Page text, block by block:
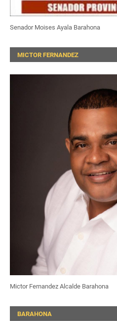
Senador Moises Ayala Barahona
MICTOR FERNANDEZ
Mictor Fernandez Alcalde Barahona
BARAHONA